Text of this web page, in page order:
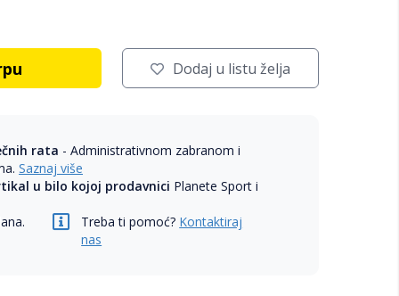
Dodaj u listu želja
rata - Administrativnom zabranom i
Saznaj više
u bilo kojoj prodavnici Planete Sport i
Treba ti pomoć? Kontaktiraj
nas